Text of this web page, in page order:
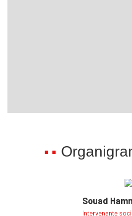
Souad
Intervenante